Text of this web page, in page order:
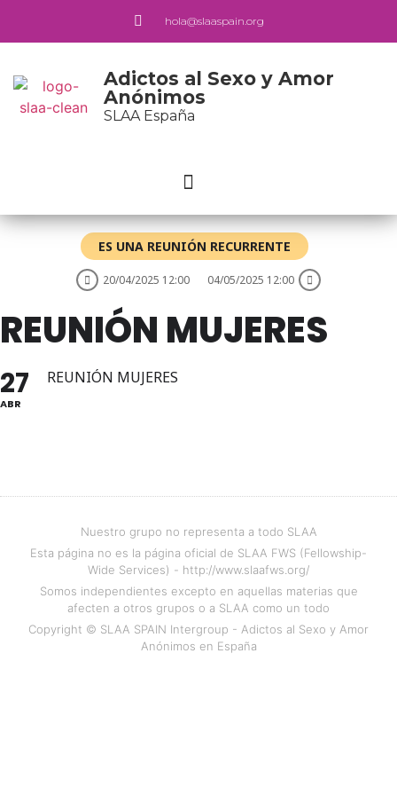
hola@slaaspain.org
Adictos al Sexo y Amor
Anónimos
SLAA España
ES UNA REUNIÓN RECURRENTE
20/04/2025 12:00 04/05/2025 12:00
REUNIÓN MUJERES
27
ABR
REUNIÓN MUJERES
Nuestro grupo no representa a todo SLAA
Esta página no es la página oficial de SLAA FWS (Fellowship-
Wide Services) - http://www.slaafws.org/
Somos independientes excepto en aquellas materias que
afecten a otros grupos o a SLAA como un todo
Copyright © SLAA SPAIN Intergroup - Adictos al Sexo y Amor
Anónimos en España